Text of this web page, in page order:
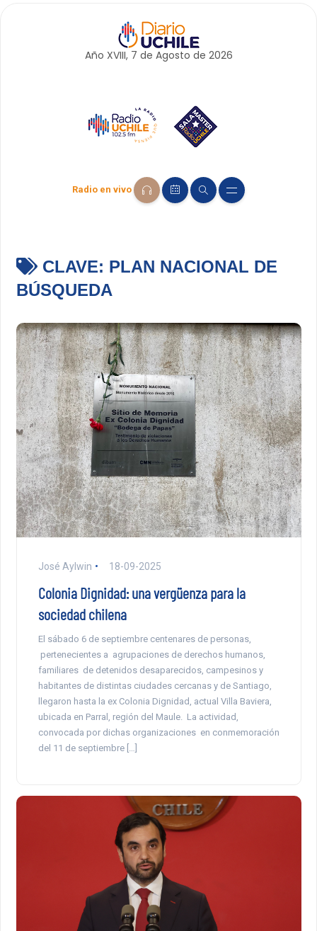
Año XVIII, 7 de Agosto de 2026
Radio en vivo
CLAVE: PLAN NACIONAL DE
BÚSQUEDA
José Aylwin 18-09-2025
Colonia Dignidad: una vergüenza para la
sociedad chilena
El sábado 6 de septiembre centenares de personas,
pertenecientes a agrupaciones de derechos humanos,
familiares de detenidos desaparecidos, campesinos y
habitantes de distintas ciudades cercanas y de Santiago,
llegaron hasta la ex Colonia Dignidad, actual Villa Baviera,
ubicada en Parral, región del Maule. La actividad,
convocada por dichas organizaciones en conmemoración
del 11 de septiembre […]